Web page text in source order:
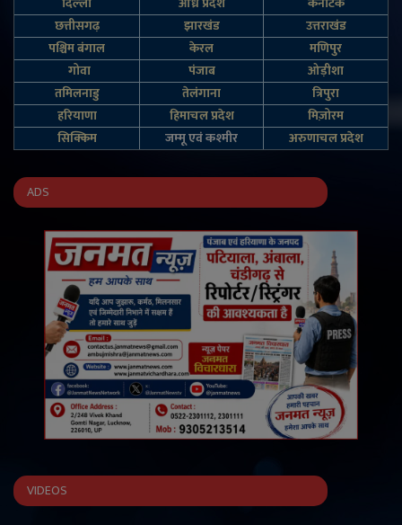
छत्तीसगढ़
झारखंड
उत्तराखंड
पश्चिम बंगाल
केरल
मणिपुर
गोवा
पंजाब
ओड़ीशा
तमिलनाडु
तेलंगाना
त्रिपुरा
हरियाणा
हिमाचल प्रदेश
मिज़ोरम
सिक्किम
जम्‍मू एवं कश्‍मीर अरुणाचल प्रदेश
ADS
VIDEOS